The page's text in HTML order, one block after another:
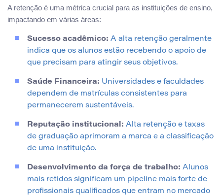
A retenção é uma métrica crucial para as instituições de ensino,
impactando em várias áreas:
Sucesso acadêmico: A alta retenção geralmente
indica que os alunos estão recebendo o apoio de
que precisam para atingir seus objetivos.
Saúde Financeira: Universidades e faculdades
dependem de matrículas consistentes para
permanecerem sustentáveis.
Reputação institucional: Alta retenção e taxas
de graduação aprimoram a marca e a classificação
de uma instituição.
Desenvolvimento da força de trabalho: Alunos
mais retidos significam um pipeline mais forte de
profissionais qualificados que entram no mercado